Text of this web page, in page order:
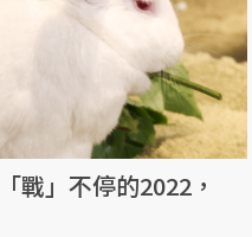
戰」不停的2022，